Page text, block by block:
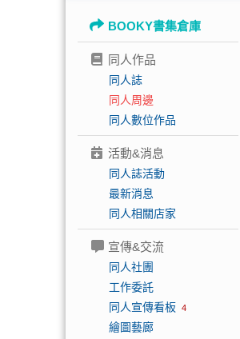
BOOKY書集倉庫
同人作品
同人誌
同人周邊
同人數位作品
活動&消息
同人誌活動
最新消息
同人相關店家
宣傳&交流
同人社團
工作委託
同人宣傳看板 4
繪圖藝廊